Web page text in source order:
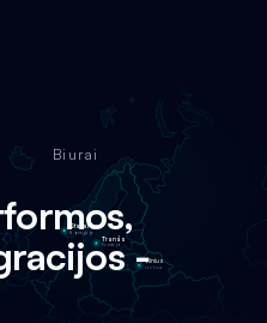
Stavanger
Norvegija
Vilnius
Lietuva
Tranås
Švedija
-
Biurai